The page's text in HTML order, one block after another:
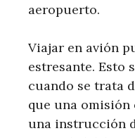
aeropuerto.
Viajar en avión
estresante. Esto
cuando se trata
que una
una instrucción